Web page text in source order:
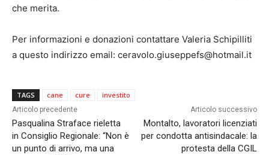
che merita.
Per informazioni e donazioni contattare Valeria Schipilliti
a questo indirizzo email: ceravolo.giuseppefs@hotmail.it
TAGS cane cure investito
Articolo precedente
Pasqualina Straface rieletta
in Consiglio Regionale: “Non è
un punto di arrivo, ma una
Articolo successivo
Montalto, lavoratori licenziati
per condotta antisindacale: la
protesta della CGIL